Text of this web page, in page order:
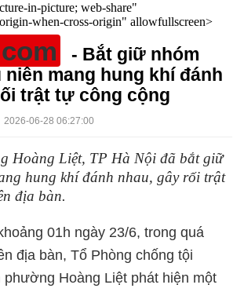
in-picture; web-share"
when-cross-origin" allowfullscreen>
- Bắt giữ nhóm
mang hung khí đánh
trật tự công cộng
2026-06-28 06:27:00
Hoàng Liệt, TP Hà Nội đã bắt giữ
hung khí đánh nhau, gây rối trật
địa bàn.
01h ngày 23/6, trong quá
địa bàn, Tổ Phòng chống tội
phường Hoàng Liệt phát hiện một